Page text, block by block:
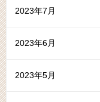
2023年7月
2023年6月
2023年5月